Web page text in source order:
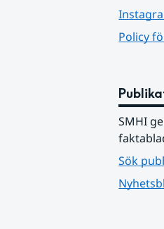
Policy
SMHI
Sök